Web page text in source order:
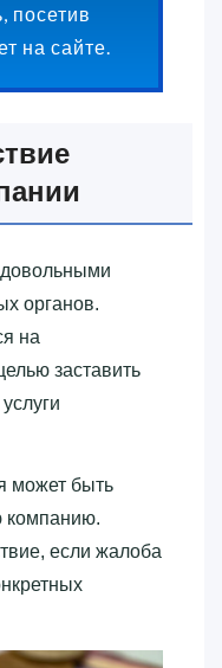
посетив
на сайте.
органов.
на
заставить
может быть
компанию.
если жалоба